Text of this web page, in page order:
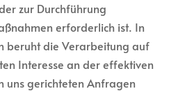
zur Durchführung
erforderlich ist. In
beruht die Verarbeitung auf
Interesse an der effektiven
uns gerichteten Anfragen